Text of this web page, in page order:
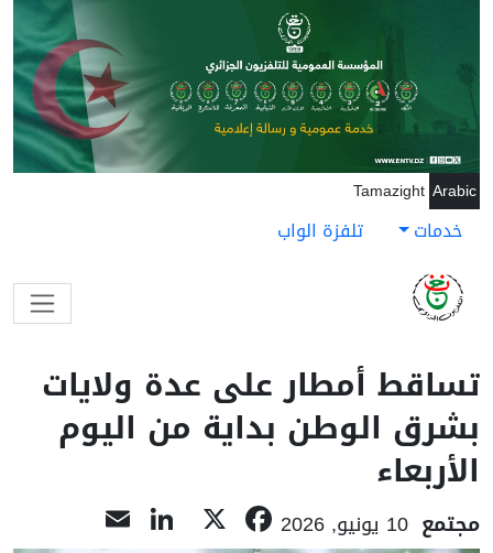
تجاوز إلى المحتوى الرئيسي
Arabic
Tamazight
خدمات تلفزة الواب
تساقط أمطار على عدة ولايات
بشرق الوطن بداية من اليوم
الأربعاء
مجتمع 10 يونيو, 2026 Facebook
LinkedIn